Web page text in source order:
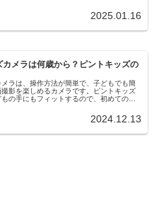
2025.01.16
カメラは何歳から？ピントキッズの
ラは、操作方法が簡単で、子どもでも簡
影を楽しめるカメラです。ピントキッズ
の手にもフィットするので、初めてのキ
2024.12.13